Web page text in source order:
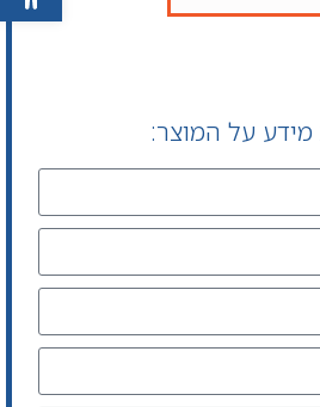
על המוצר: